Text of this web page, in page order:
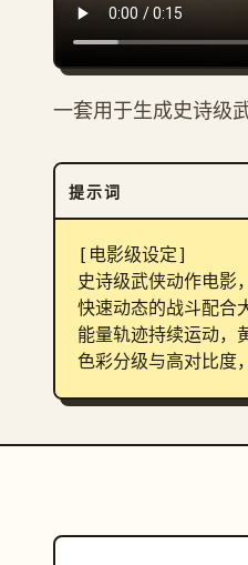
一套用于生成史诗级
提示词
[电影级设定]
史诗级武侠动作电影
快速动态的战斗配合
能量轨迹持续运动，
色彩分级与高对比度